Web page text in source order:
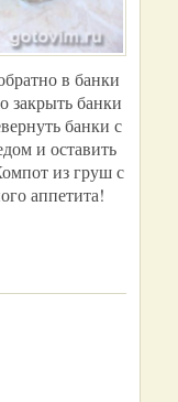
в банки
закрыть банки
банки с
и оставить
из груш с
аппетита!